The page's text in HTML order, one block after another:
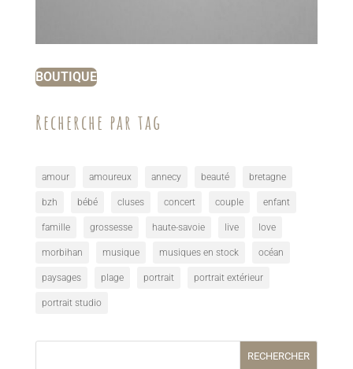
BOUTIQUE
Recherche par tag
amour amoureux annecy beauté bretagne
bzh bébé cluses concert couple enfant
famille grossesse haute-savoie live love
morbihan musique musiques en stock océan
paysages plage portrait portrait extérieur
portrait studio
RECHERCHER